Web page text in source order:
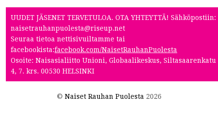
UUDET JÄSENET TERVETULOA. OTA YHTEYTTÄ! Sähköpostiin:
naisetrauhanpuolesta@riseup.net
Seuraa tietoa nettisivuiltamme tai
facebookista:facebook.com/NaisetRauhanPuolesta
Osoite: Naisasialiitto Unioni, Globaalikeskus, Siltasaarenkatu
4, 7. krs. 00530 HELSINKI
© Naiset Rauhan Puolesta 2026